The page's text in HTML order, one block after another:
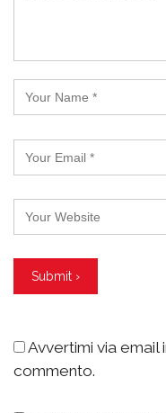
Avvertimi via email
commento.